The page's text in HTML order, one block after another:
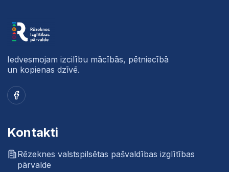
Iedvesmojam izcilību mācībās, pētniecībā
un kopienas dzīvē.
Facebook
Kontakti
Rēzeknes valstspilsētas pašvaldības izglītības
pārvalde